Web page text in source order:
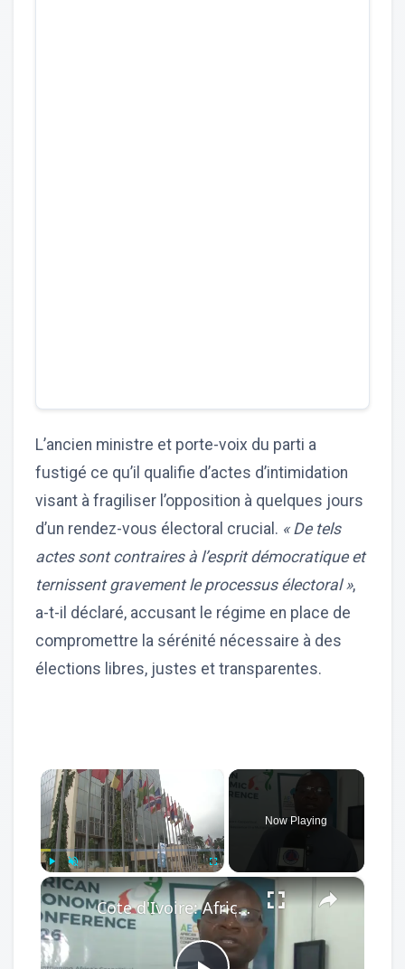
L’ancien ministre et porte-voix du parti a
fustigé ce qu’il qualifie d’actes d’intimidation
visant à fragiliser l’opposition à quelques jours
d’un rendez-vous électoral crucial. « De tels
actes sont contraires à l’esprit démocratique et
ternissent gravement le processus électoral »,
a-t-il déclaré, accusant le régime en place de
compromettre la sérénité nécessaire à des
élections libres, justes et transparentes.
Play Unmute Fullscreen
Now Playing
×
Cote d'Ivoire: African Economic Conference focuses on development opportunities in multipolar world.